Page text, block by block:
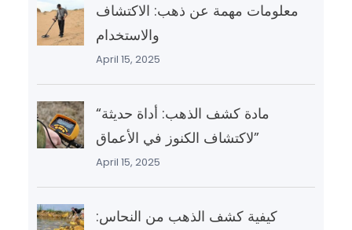
معلومات مهمة عن ذهب: الاكتشاف
والاستخدام
April 15, 2025
“مادة كشف الذهب: أداة حديثة
لاكتشاف الكنوز في الأعماق”
April 15, 2025
كيفية كشف الذهب من النحاس: